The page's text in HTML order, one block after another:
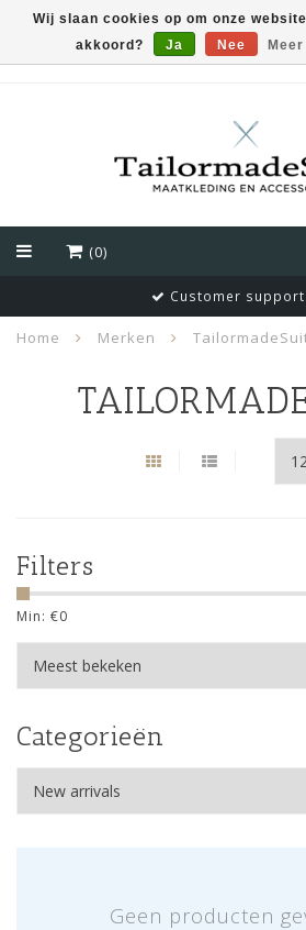
(0)
Customer support
Home Merken
Filters
Min: €0
Categorieën
Geen producten
Wij slaan cookies op om onze
akkoord?
Ja Nee